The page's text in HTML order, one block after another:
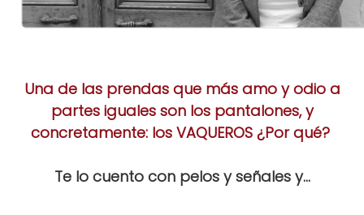
Una de las prendas que más amo y odio a
partes iguales son los pantalones, y
concretamente: los VAQUEROS ¿Por qué?
Te lo cuento con pelos y señales y...